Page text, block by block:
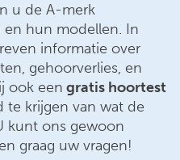
u de A-merk
hun modellen. In
informatie over
gehoorverlies, en
ook een gratis hoortest
te krijgen van wat de
kunt ons gewoon
graag uw vragen!